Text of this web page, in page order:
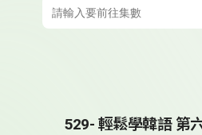
529- 輕鬆學韓語 第